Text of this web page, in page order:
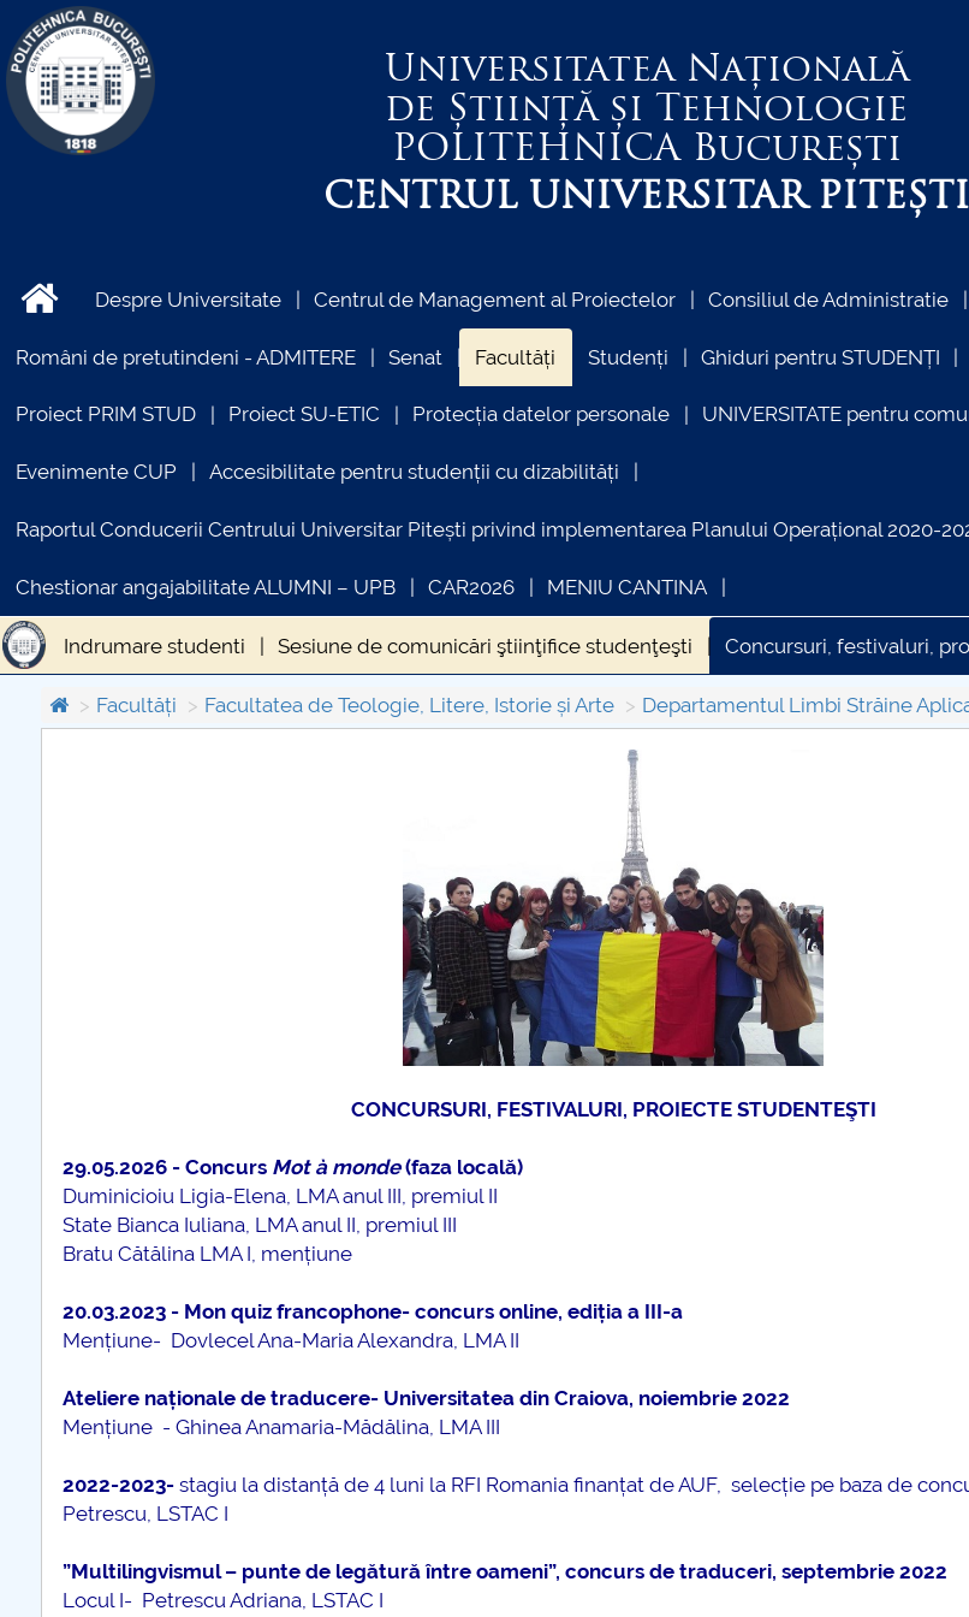
Universitatea Națională
de Știință și Tehnologie
POLITEHNICABucurești
CENTRUL UNIVERSITAR PITEȘTI
Despre Universitate Centrul de Management al Proiectelor Consiliul de Administratie
Români de pretutindeni - ADMITERE Senat Facultăți Studenți Ghiduri pentru STUDENȚI
Proiect PRIM STUD Proiect SU-ETIC Protecția datelor personale UNIVERSITATE pentru
Evenimente CUP Accesibilitate pentru studenții cu dizabilități
Raportul Conducerii Centrului Universitar Pitești privind implementarea Planului Operațional 2020-
Chestionar angajabilitate ALUMNI – UPB CAR2026 MENIU CANTINA
Indrumare studenti Sesiune de comunicări ştiinţifice studenţeşti Concursuri, festivaluri,
Studenti – Intrebari frecvente Insertie profesionala
Facultăți
Facultatea de Teologie, Litere, Istorie și Arte Departamentul Limbi Străine
CONCURSURI, FESTIVALURI, PROIECTE STUDENTEŞTI
29.05.2026 - Concurs Mot à monde(faza locală)
Duminicioiu Ligia-Elena, LMA anul III, premiul II
State Bianca Iuliana, LMA anul II, premiul III
Bratu Cătălina LMA I, mențiune
20.03.2023 - Mon quiz francophone- concurs online, ediția a III-a
Mențiune- Dovlecel Ana-Maria Alexandra, LMA II
Ateliere naționale de traducere- Universitatea din Craiova, noiembrie 2022
Mențiune - Ghinea Anamaria-Mădălina, LMA III
2022-2023-stagiu la distanță de 4 luni la RFI Romania finanțat de AUF, selecție pe baza de
Petrescu, LSTAC I
”Multilingvismul – punte de legătură între oameni”, concurs de traduceri, septembrie 2022
Locul I- Petrescu Adriana, LSTAC I
COMUNICAT Eveniment de
ofertei educaționale
universitare la Colegiul
Teoretic „Ion Cantacuzino”
Piteşti 26.03.2026
COMUNICAT Eveniment de
informare �...
mai multe informatii...
INFORMATII ACTE STUDII